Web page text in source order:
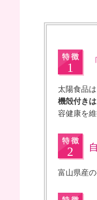
太陽食品
機殻付き
容健康を
富山県産